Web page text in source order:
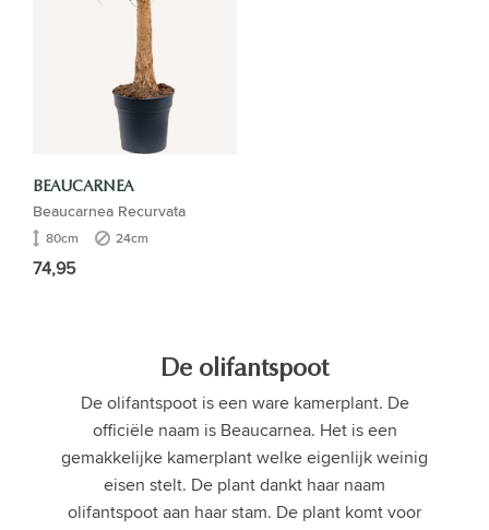
BEAUCARNEA
Beaucarnea Recurvata
80cm 24cm
74,95
De olifantspoot
De olifantspoot is een ware kamerplant. De
officiële naam is Beaucarnea. Het is een
gemakkelijke kamerplant welke eigenlijk weinig
eisen stelt. De plant dankt haar naam
olifantspoot aan haar stam. De plant komt voor